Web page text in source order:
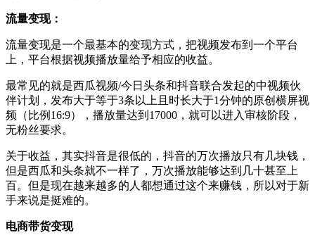
流量变现：
流量变现是一个最基本的变现方式，把视频发布到一个平台
上，平台根据视频播放量给予相应的收益。
最常见的就是西瓜视频/今日头条和抖音联合发起的中视频伙
伴计划，发布大于等于3条以上且时长大于1分钟的原创横屏视
频（比例16:9），播放量达到17000，就可以进入审核阶段，
无粉丝要求。
关于收益，其实抖音是很低的，抖音的万次播放只有几块钱，
但是西瓜和头条就不一样了，万次播放能够达到几十甚至上
百。但是现在越来越多的人都想通过这个来赚钱，所以对于新
手来说是挺难的。
电商带货变现